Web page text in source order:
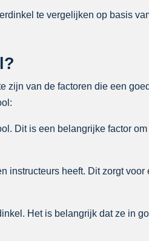
te vergelijken op basis
zijn van de factoren die een
Dit is een belangrijke factor
instructeurs heeft. Dit zorgt voor
Het is belangrijk dat ze in